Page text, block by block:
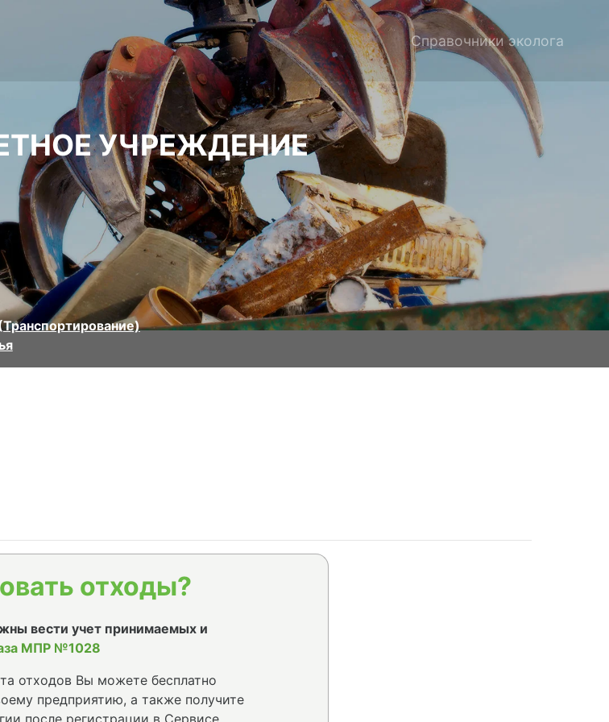
Справочники эколога
УЧРЕЖДЕНИЕ
отходы?
вести учет принимаемых и
МПР №1028
отходов Вы можете бесплатно
предприятию, а также получите
после регистрации в Сервисе.